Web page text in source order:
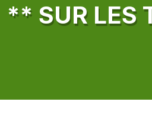
** SUR LES